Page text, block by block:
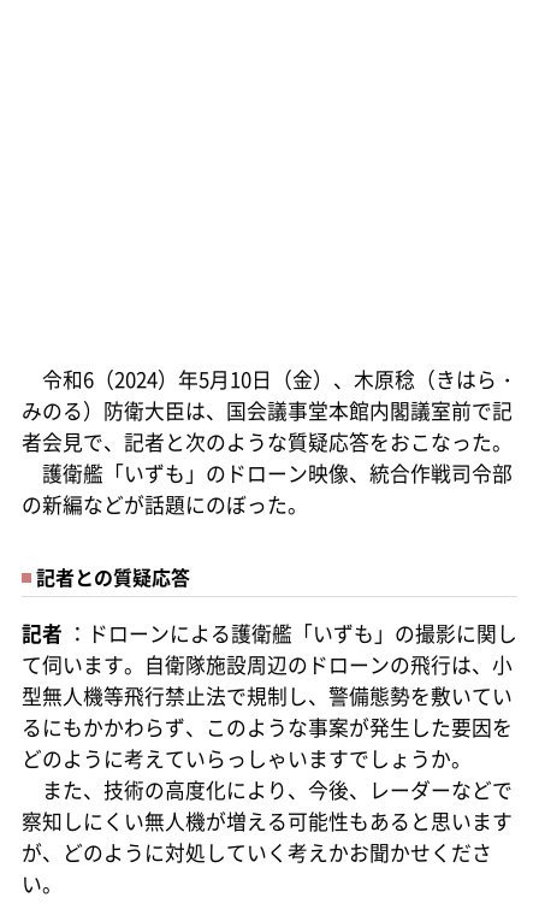
令和6（2024）年5月10日（金）、木原稔（きはら・
みのる）防衛大臣は、国会議事堂本館内閣議室前で記
者会見で、記者と次のような質疑応答をおこなった。
護衛艦「いずも」のドローン映像、統合作戦司令部
の新編などが話題にのぼった。
記者との質疑応答
記者 ：ドローンによる護衛艦「いずも」の撮影に関し
て伺います。自衛隊施設周辺のドローンの飛行は、小
型無人機等飛行禁止法で規制し、警備態勢を敷いてい
るにもかかわらず、このような事案が発生した要因を
どのように考えていらっしゃいますでしょうか。
また、技術の高度化により、今後、レーダーなどで
察知しにくい無人機が増える可能性もあると思います
が、どのように対処していく考えかお聞かせくださ
い。